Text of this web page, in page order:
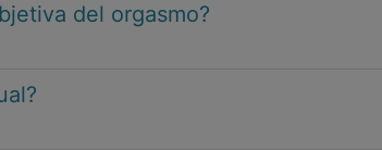
del orgasmo?